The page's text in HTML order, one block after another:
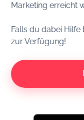
Marketing erreicht
Falls du dabei
zur Verfügung!